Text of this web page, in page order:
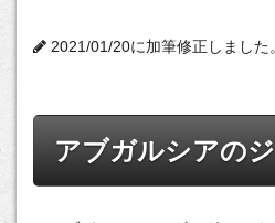
2021/01/20に加筆修正しました。
アブガルシアの